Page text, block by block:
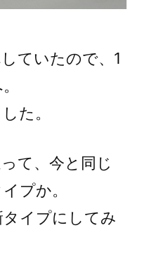
ていたので、1
た。
て、今と同じ
プか。
イプにしてみ